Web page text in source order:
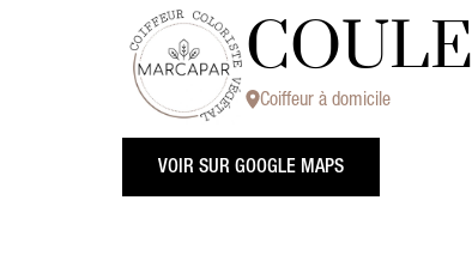
Coiffeur à domicile
VOIR SUR GOOGLE MAPS